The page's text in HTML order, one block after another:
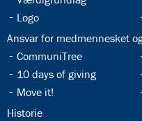
32.6:
Logo
32.8:
Ansvar for medmennesket
32.9:
CommuniTree
32.11:
10 days of giving
32.13:
Move it!
32.15:
Historie